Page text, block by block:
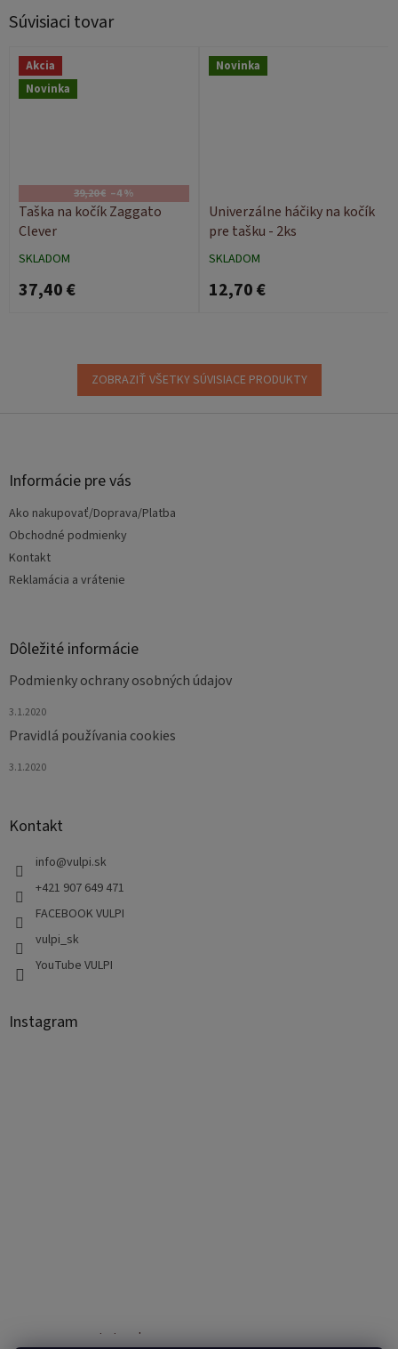
Súvisiaci tovar
Akcia
Novinka
39,20 € –4 %
Taška na kočík Zaggato
Clever
SKLADOM
37,40 €
Novinka
Univerzálne háčiky na kočík
pre tašku - 2ks
SKLADOM
12,70 €
ZOBRAZIŤ VŠETKY SÚVISIACE PRODUKTY
Informácie pre vás
Ako nakupovať/Doprava/Platba
Obchodné podmienky
Kontakt
Reklamácia a vrátenie
Dôležité informácie
Podmienky ochrany osobných údajov
3.1.2020
Pravidlá používania cookies
3.1.2020
Kontakt
info@vulpi.sk
+421 907 649 471
FACEBOOK VULPI
vulpi_sk
YouTube VULPI
Instagram
Sledovať na Instagrame